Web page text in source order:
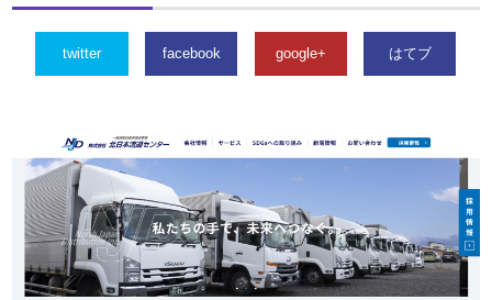
twitter facebook google+ はてブ